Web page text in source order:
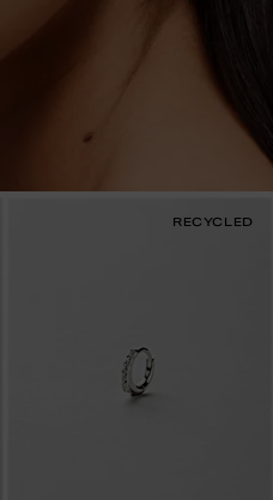
RECYCLED